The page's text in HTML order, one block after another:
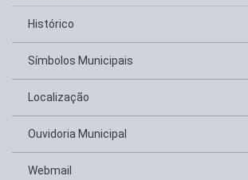
Histórico
Símbolos Municipais
Localização
Ouvidoria Municipal
Webmail